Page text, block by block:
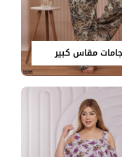
مقاس كبير